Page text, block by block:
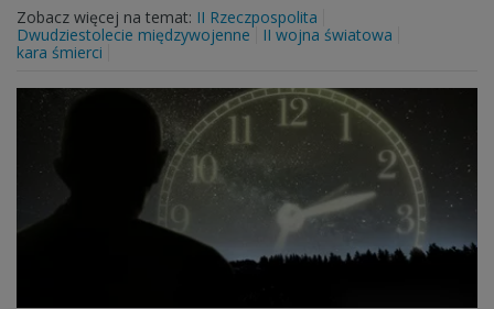
Zobacz więcej na temat: II Rzeczpospolita
Dwudziestolecie międzywojenne
II wojna światowa
kara śmierci